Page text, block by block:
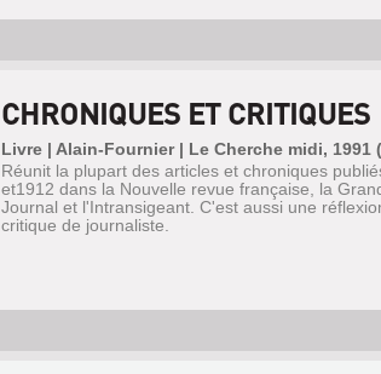
CHRONIQUES ET CRITIQUES
Livre | Alain-Fournier | Le Cherche midi, 1991
Réunit la plupart des articles et chroniques
et1912 dans la Nouvelle revue française, la
Journal et l'Intransigeant. C'est aussi une
critique de journaliste.